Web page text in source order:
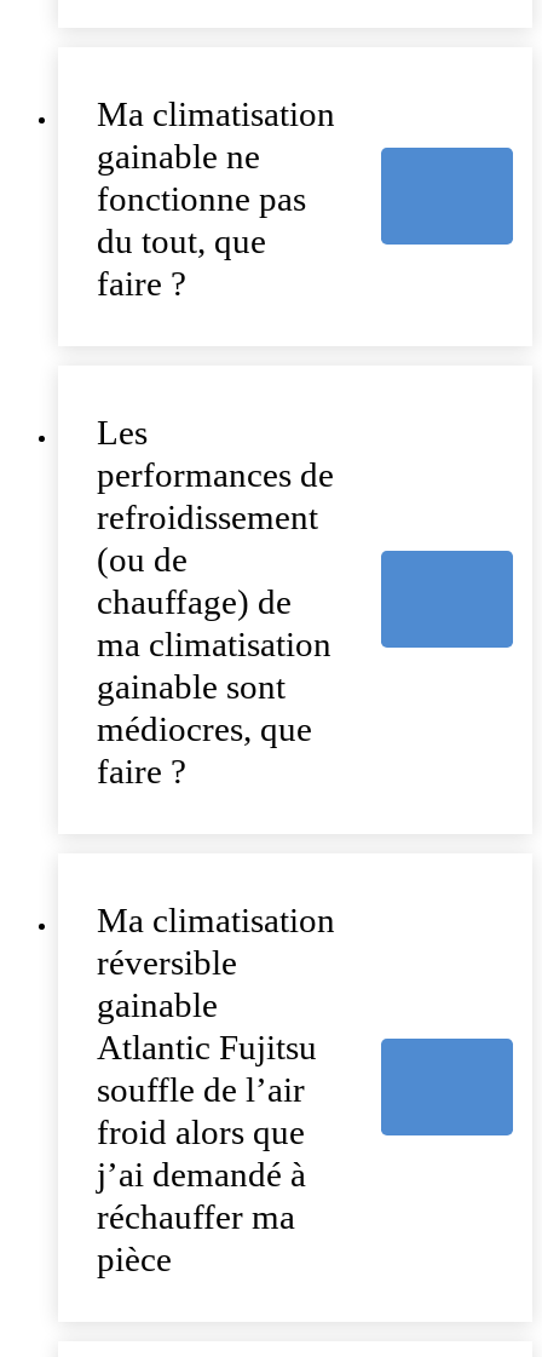
Ma climatisation
gainable ne
fonctionne pas
du tout, que
faire ?
Les
performances de
refroidissement
(ou de
chauffage) de
ma climatisation
gainable sont
médiocres, que
faire ?
Ma climatisation
réversible
gainable
Atlantic Fujitsu
souffle de l’air
froid alors que
j’ai demandé à
réchauffer ma
pièce